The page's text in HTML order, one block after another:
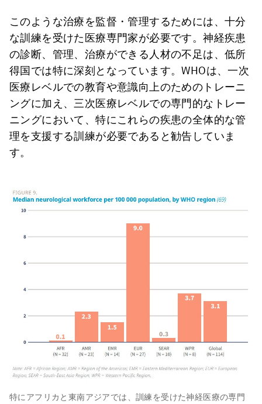
このような治療を監督・管理するためには、十分
な訓練を受けた医療専門家が必要です。神経疾患
の診断、管理、治療ができる人材の不足は、低所
得国では特に深刻となっています。WHOは、一次
医療レベルでの教育や意識向上のためのトレーニ
ングに加え、三次医療レベルでの専門的なトレー
ニングにおいて、特にこれらの疾患の全体的な管
理を支援する訓練が必要であると勧告していま
す。
特にアフリカと東南アジアでは、訓練を受けた神経医療の専門